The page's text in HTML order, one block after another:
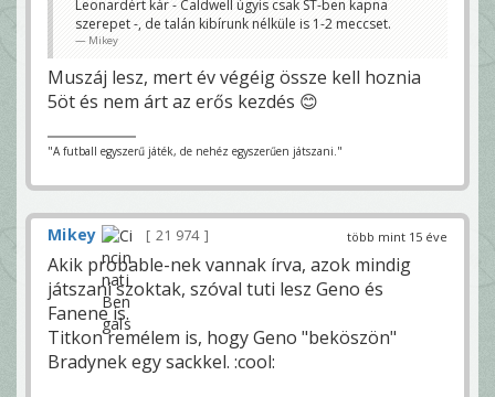
Leonardért kár - Caldwell úgyis csak ST-ben kapna
szerepet -, de talán kibírunk nélküle is 1-2 meccset.
Mikey
Muszáj lesz, mert év végéig össze kell hoznia
5öt és nem árt az erős kezdés 😊
"A futball egyszerű játék, de nehéz egyszerűen játszani."
több mint 15 éve
Mikey 21 974
Akik probable-nek vannak írva, azok mindig
játszani szoktak, szóval tuti lesz Geno és
Fanene is.
Titkon remélem is, hogy Geno "beköszön"
Bradynek egy sackkel. :cool: